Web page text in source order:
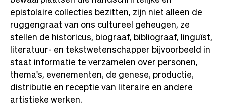
epistolaire collecties bezitten, zijn niet alleen de
ruggengraat van ons cultureel geheugen, ze
stellen de historicus, biograaf, bibliograaf, linguïst,
literatuur- en tekstwetenschapper bijvoorbeeld in
staat informatie te verzamelen over personen,
thema's, evenementen, de genese, productie,
distributie en receptie van literaire en andere
artistieke werken.